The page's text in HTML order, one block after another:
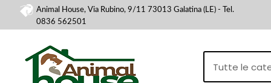
Animal House, Via Rubino, 9/11 73013 Galatina (LE) - Tel.
0836 562501